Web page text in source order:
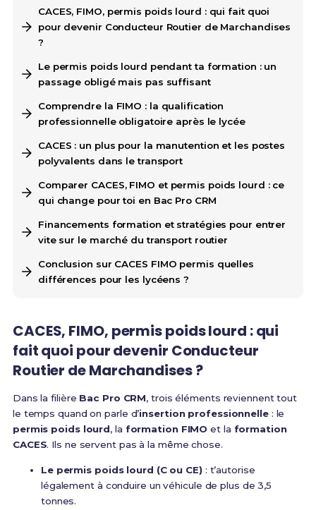
CACES, FIMO, permis poids lourd : qui fait quoi
pour devenir Conducteur Routier de Marchandises
?
Le permis poids lourd pendant ta formation : un
passage obligé mais pas suffisant
Comprendre la FIMO : la qualification
professionnelle obligatoire après le lycée
CACES : un plus pour la manutention et les postes
polyvalents dans le transport
Comparer CACES, FIMO et permis poids lourd : ce
qui change pour toi en Bac Pro CRM
Financements formation et stratégies pour entrer
vite sur le marché du transport routier
Conclusion sur CACES FIMO permis quelles
différences pour les lycéens ?
CACES, FIMO, permis poids lourd : qui
fait quoi pour devenir Conducteur
Routier de Marchandises ?
Dans la filière Bac Pro CRM, trois éléments reviennent tout
le temps quand on parle d’insertion professionnelle: le
permis poids lourd, la formation FIMO et la formation
CACES. Ils ne servent pas à la même chose.
Le permis poids lourd (C ou CE) : t’autorise
légalement à conduire un véhicule de plus de 3,5
tonnes.